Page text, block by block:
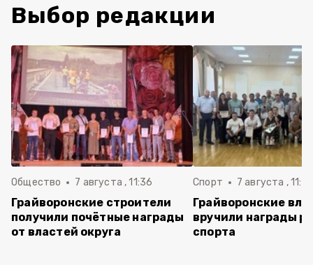
Выбор редакции
Общество 7 августа , 11:36
Грайворонские строители
получили почётные награды
от властей округа
Спорт 7 августа ,
Грайворонские
вручили награды
спорта